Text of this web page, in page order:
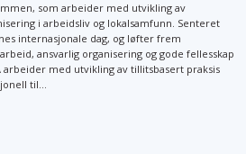
som arbeider med utvikling av
i arbeidsliv og lokalsamfunn. Senteret
internasjonale dag, og løfter frem
ansvarlig organisering og gode fellesskap
arbeider med utvikling av tillitsbasert praksis
til...